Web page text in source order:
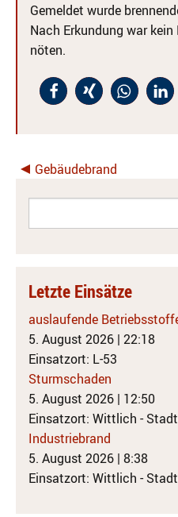
Gemeldet wurde
Nach Erkundung war
nöten.
Gebäudebrand
Letzte Einsätze
auslaufende
5. August 2026 | 22:18
Einsatzort: L-53
Sturmschaden
5. August 2026 | 12:50
Einsatzort: Wittlich -
Industriebrand
5. August 2026 | 8:38
Einsatzort: Wittlich -